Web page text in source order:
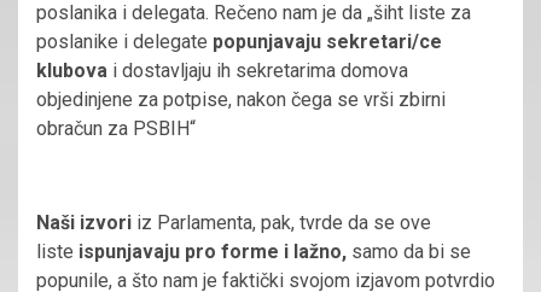
poslanika i delegata. Rečeno nam je da „šiht liste za
poslanike i delegate popunjavaju sekretari/ce
klubova i dostavljaju ih sekretarima domova
objedinjene za potpise, nakon čega se vrši zbirni
obračun za PSBIH“
Naši izvori iz Parlamenta, pak, tvrde da se ove
liste ispunjavaju pro forme i lažno, samo da bi se
popunile, a što nam je faktički svojom izjavom potvrdio